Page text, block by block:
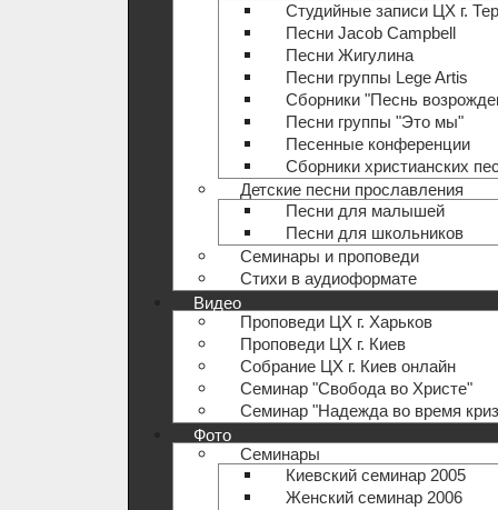
Студийные записи ЦХ г.
Песни Jacob Campbell
Песни Жигулина
Песни группы Lege Artis
Сборники "Песнь
Песни группы "Это мы"
Песенные конференции
Сборники христианских
Детские песни прославления
Песни для малышей
Песни для школьников
Семинары и проповеди
Стихи в аудиоформате
Видео
Проповеди ЦХ г. Харьков
Проповеди ЦХ г. Киев
Собрание ЦХ г. Киев онлайн
Семинар "Свобода во Христе"
Семинар "Надежда во время
Фото
Семинары
Киевский семинар 2005
Женский семинар 2006